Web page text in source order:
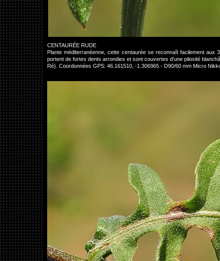
CENTAURÉE RUDE
Plante méditerranéenne, cette centaurée se reconnaît facilement
portent de fortes dents arrondies et sont couvertes d’une pilosité
Ré). Coordonnées GPS: 46.161510, -1.306965 - D90/60 mm Micro